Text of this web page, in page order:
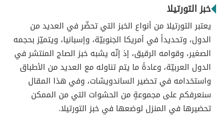
خبز التورتيلا
يعتبر التورتيلا من أنواع الخبز التي تحضّر في العديد من
الدول، وتحديداً في أمريكا الجنوبيّة، وإسبانيا، ويتميّز بحجمه
الصغير، وقوامه الرقيق، إذ إنّه يشبه خبز الصاج المنتشر في
الدول العربيّة، وعادةً ما يتم تناوله مع العديد من الأطباق
واستخدامه في تحضير الساندويشات، وفي هذا المقال
سنعرفكم على مجموعةٍ من الحشوات التي من الممكن
تحضيرها في المنزل لوضعها في خبز التورتيلا.